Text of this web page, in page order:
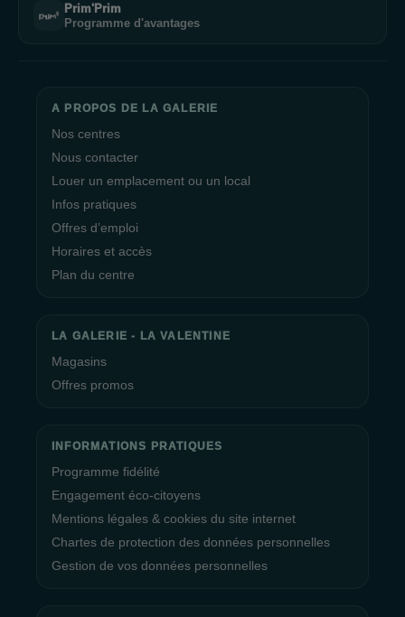
Prim'Prim
Programme d'avantages
A PROPOS DE LA GALERIE
Nos centres
Nous contacter
Louer un emplacement ou un local
Infos pratiques
Offres d’emploi
Horaires et accès
Plan du centre
LA GALERIE - LA VALENTINE
Magasins
Offres promos
INFORMATIONS PRATIQUES
Programme fidélité
Engagement éco-citoyens
Mentions légales & cookies du site internet
Chartes de protection des données personnelles
Gestion de vos données personnelles